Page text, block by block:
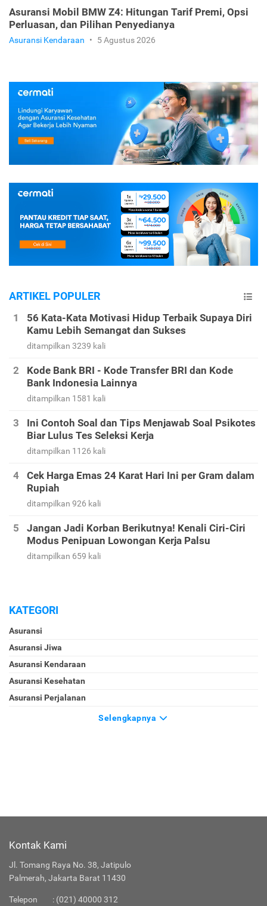
Asuransi Mobil BMW Z4: Hitungan Tarif Premi, Opsi
Perluasan, dan Pilihan Penyedianya
Asuransi Kendaraan • 5 Agustus 2026
ARTIKEL POPULER
56 Kata-Kata Motivasi Hidup Terbaik Supaya Diri
Kamu Lebih Semangat dan Sukses
ditampilkan 3239 kali
Kode Bank BRI - Kode Transfer BRI dan Kode
Bank Indonesia Lainnya
ditampilkan 1581 kali
Ini Contoh Soal dan Tips Menjawab Soal Psikotes
Biar Lulus Tes Seleksi Kerja
ditampilkan 1126 kali
Cek Harga Emas 24 Karat Hari Ini per Gram dalam
Rupiah
ditampilkan 926 kali
Jangan Jadi Korban Berikutnya! Kenali Ciri-Ciri
Modus Penipuan Lowongan Kerja Palsu
ditampilkan 659 kali
KATEGORI
Asuransi
Asuransi Jiwa
Asuransi Kendaraan
Asuransi Kesehatan
Asuransi Perjalanan
Selengkapnya
Kontak Kami
Jl. Tomang Raya No. 38, Jatipulo
Palmerah, Jakarta Barat 11430
Telepon : (021) 40000 312